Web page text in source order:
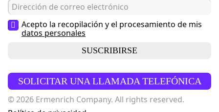
Acepto la recopilación y el procesamiento de mis
datos personales
SUSCRIBIRSE
SOLICITAR UNA LLAMADA TELEFÓNICA
© 2026 Ermenrich Company. All rights reserved.